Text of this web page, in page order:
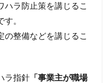
ハラ防止策を講じるこ
す。
整備などを講じるこ
ラ指針 「事業主が職場
減
事例
事
ハワイの歴史